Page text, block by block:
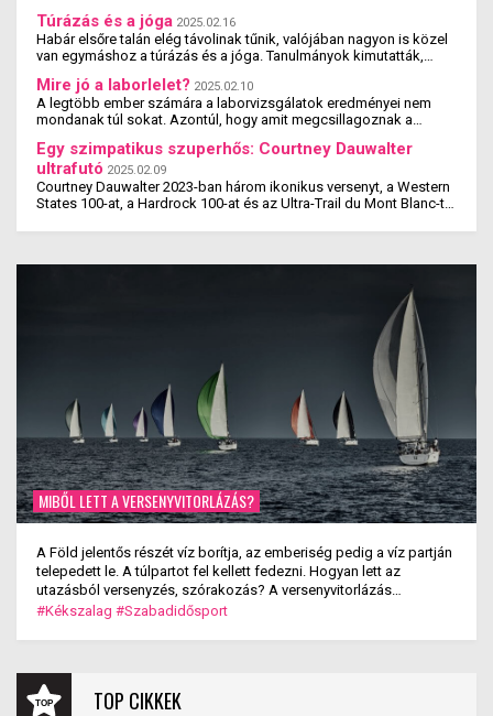
Túrázás és a jóga 2025.02.16
Habár elsőre talán elég távolinak tűnik, valójában nagyon is közel
van egymáshoz a túrázás és a jóga. Tanulmányok kimutatták,
Mire jó a laborlelet? 2025.02.10
A legtöbb ember számára a laborvizsgálatok eredményei nem
mondanak túl sokat. Azontúl, hogy amit megcsillagoznak a
Egy szimpatikus szuperhős: Courtney Dauwalter
ultrafutó 2025.02.09
Courtney Dauwalter 2023-ban három ikonikus versenyt, a Western
States 100-at, a Hardrock 100-at és az Ultra-Trail du Mont Blanc-t
MIBŐL LETT A VERSENYVITORLÁZÁS?
A Föld jelentős részét víz borítja, az emberiség pedig a víz partján
telepedett le. A túlpartot fel kellett fedezni. Hogyan lett az
utazásból versenyzés, szórakozás? A versenyvitorlázás
kialakulása.
#Kékszalag #Szabadidősport
TOP CIKKEK